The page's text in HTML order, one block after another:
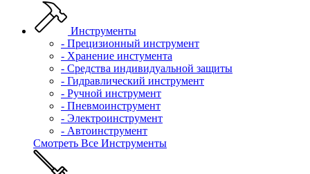
Инструменты
- Прецизионный инструмент
- Хранение инстумента
- Средства индивидуальной защиты
- Гидравлический инструмент
- Ручной инструмент
- Пневмоинструмент
- Электроинструмент
- Автоинструмент
Смотреть Все Инструменты